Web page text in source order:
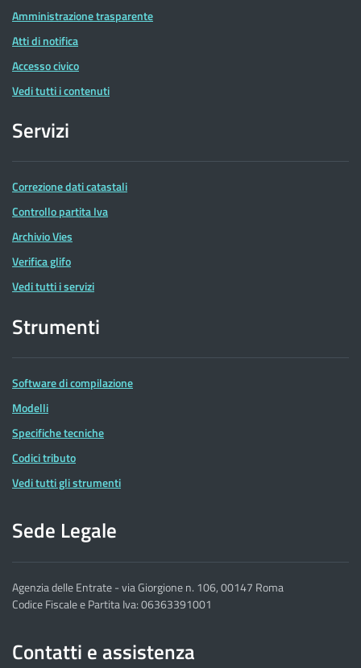
Amministrazione trasparente
Atti di notifica
Accesso civico
Vedi tutti i contenuti
Servizi
Correzione dati catastali
Controllo partita Iva
Archivio Vies
Verifica glifo
Vedi tutti i servizi
Strumenti
Software di compilazione
Modelli
Specifiche tecniche
Codici tributo
Vedi tutti gli strumenti
Sede Legale
Agenzia delle Entrate - via Giorgione n. 106, 00147 Roma
Codice Fiscale e Partita Iva: 06363391001
Contatti e assistenza